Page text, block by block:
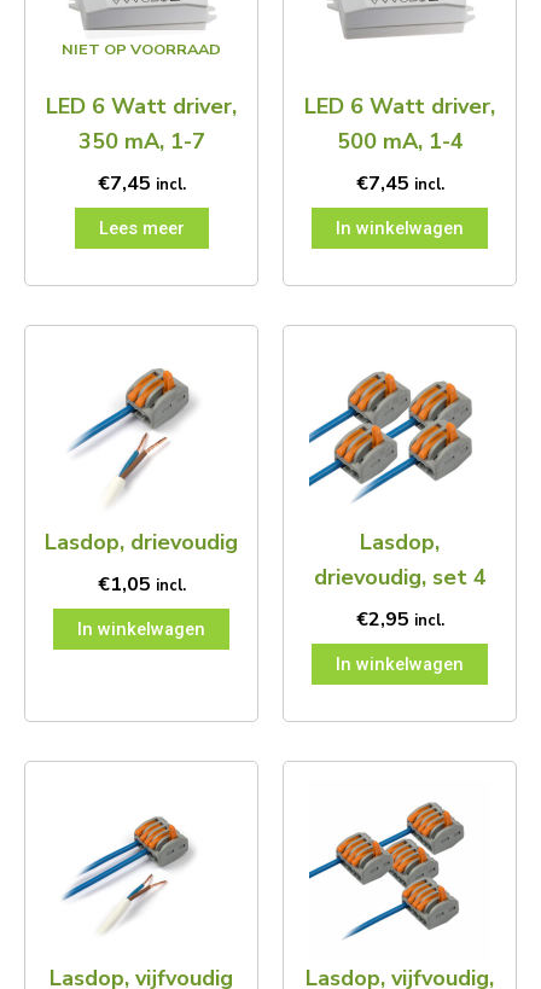
NIET OP VOORRAAD
LED 6 Watt driver,
350 mA, 1-7
€7,45 incl.
Lees meer
LED 6 Watt driver,
500 mA, 1-4
€7,45 incl.
In winkelwagen
Lasdop, drievoudig
€1,05 incl.
In winkelwagen
Lasdop,
drievoudig, set 4
€2,95 incl.
In winkelwagen
Lasdop, vijfvoudig Lasdop, vijfvoudig,